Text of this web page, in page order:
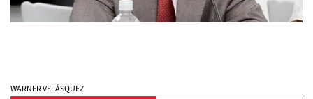
WARNER VELÁSQUEZ